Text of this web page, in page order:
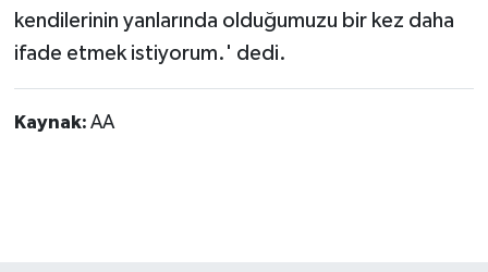
kendilerinin yanlarında olduğumuzu bir kez daha
ifade etmek istiyorum.' dedi.
Kaynak: AA